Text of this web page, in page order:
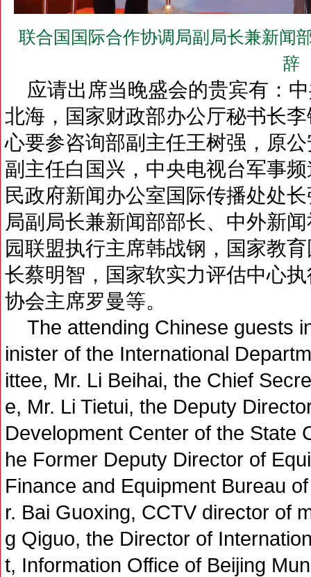
联合国国际合作协调局副局长兼新闻
辞
应请出席当晚盛会的贵宾有：
北海，国家财政部办公厅秘书长
心要参咨询部副主任王树强，原
副主任白国兴，中央电视台军事
民政府新闻办公室国际传播处处
局副局长兼新闻部部长、中外新
园联盟执行主席韩战钢，国家教
长蔡明智，国家软实力评估中心
协会主席罗曼等。
The attending Chinese guests
inister of the International
ittee, Mr. Li Beihai, the Chief
e, Mr. Li Tietui, the Deputy
Development Center of the State
he Former Deputy Director of
Finance and Equipment Bureau
r. Bai Guoxing, CCTV director of
g Qiguo, the Director of
t, Information Office of Beijing